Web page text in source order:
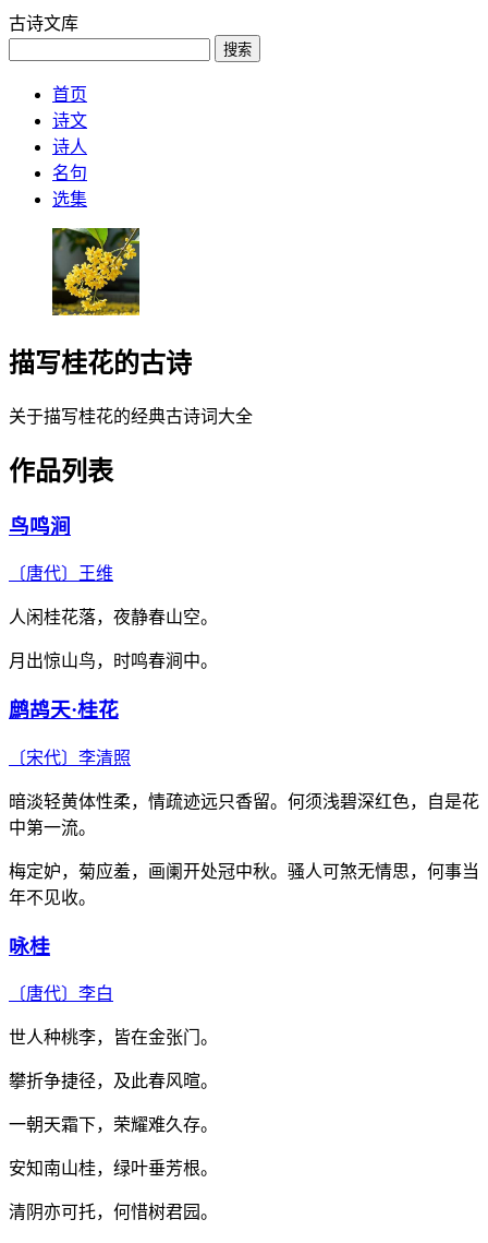
古诗文库
搜索
首页
诗文
诗人
名句
选集
描写桂花的古诗
关于描写桂花的经典古诗词大全
作品列表
鸟鸣涧
〔唐代〕 王维
人闲桂花落，夜静春山空。
月出惊山鸟，时鸣春涧中。
鹧鸪天·桂花
〔宋代〕 李清照
暗淡轻黄体性柔，情疏迹远只香留。何须浅碧深红色，自是花
中第一流。
梅定妒，菊应羞，画阑开处冠中秋。骚人可煞无情思，何事当
年不见收。
咏桂
〔唐代〕 李白
世人种桃李，皆在金张门。
攀折争捷径，及此春风暄。
一朝天霜下，荣耀难久存。
安知南山桂，绿叶垂芳根。
清阴亦可托，何惜树君园。